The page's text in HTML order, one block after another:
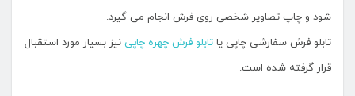
شود و چاپ تصاویر شخصی روی فرش انجام می گیرد.
تابلو فرش سفارشی چاپی یا تابلو فرش چهره چاپی نیز بسیار مورد استقبال
قرار گرفته شده است.